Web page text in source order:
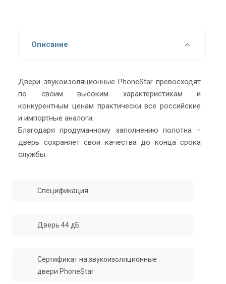
Описание
Двери звукоизоляционные PhoneStar превосходят
по своим высоким характеристикам и
конкурентным ценам практически все российские
и импортные аналоги.
Благодаря продуманному заполнению полотна –
дверь сохраняет свои качества до конца срока
службы.
Спецификация
Дверь 44 дБ
Сертификат на звукоизоляционные
двери PhoneStar